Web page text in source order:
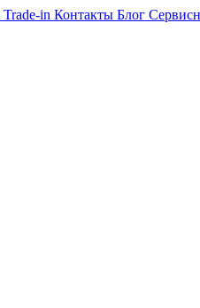
Trade-in Контакты Блог